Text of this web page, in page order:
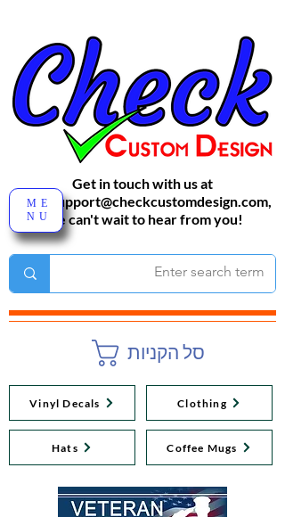
סל הקניות
Get in touch with us at
sales-support@checkcustomdesign.com,
We can't wait to hear from you!
Vinyl Decals
Hats
Clothing
Coffee Mugs
ME
NU